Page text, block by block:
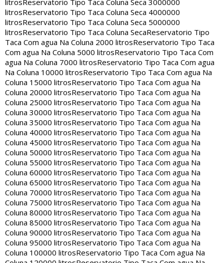
litrosReservatorio Tipo Taca Coluna Seca 3000000
litrosReservatorio Tipo Taca Coluna Seca 4000000
litrosReservatorio Tipo Taca Coluna Seca 5000000
litrosReservatorio Tipo Taca Coluna SecaReservatorio Tipo
Taca Com agua Na Coluna 2000 litrosReservatorio Tipo Taca
Com agua Na Coluna 5000 litrosReservatorio Tipo Taca Com
agua Na Coluna 7000 litrosReservatorio Tipo Taca Com agua
Na Coluna 10000 litrosReservatorio Tipo Taca Com agua Na
Coluna 15000 litrosReservatorio Tipo Taca Com agua Na
Coluna 20000 litrosReservatorio Tipo Taca Com agua Na
Coluna 25000 litrosReservatorio Tipo Taca Com agua Na
Coluna 30000 litrosReservatorio Tipo Taca Com agua Na
Coluna 35000 litrosReservatorio Tipo Taca Com agua Na
Coluna 40000 litrosReservatorio Tipo Taca Com agua Na
Coluna 45000 litrosReservatorio Tipo Taca Com agua Na
Coluna 50000 litrosReservatorio Tipo Taca Com agua Na
Coluna 55000 litrosReservatorio Tipo Taca Com agua Na
Coluna 60000 litrosReservatorio Tipo Taca Com agua Na
Coluna 65000 litrosReservatorio Tipo Taca Com agua Na
Coluna 70000 litrosReservatorio Tipo Taca Com agua Na
Coluna 75000 litrosReservatorio Tipo Taca Com agua Na
Coluna 80000 litrosReservatorio Tipo Taca Com agua Na
Coluna 85000 litrosReservatorio Tipo Taca Com agua Na
Coluna 90000 litrosReservatorio Tipo Taca Com agua Na
Coluna 95000 litrosReservatorio Tipo Taca Com agua Na
Coluna 100000 litrosReservatorio Tipo Taca Com agua Na